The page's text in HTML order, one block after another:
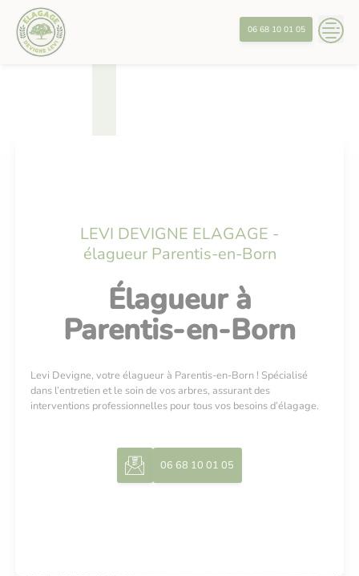
content
06 68 10 01 05
LEVI DEVIGNE ELAGAGE -
élagueur Parentis-en-Born
Élagueur à
Parentis-en-Born
Levi Devigne, votre élagueur à Parentis-en-Born ! Spécialisé
dans l’entretien et le soin de vos arbres, assurant des
interventions professionnelles pour tous vos besoins d’élagage.
06 68 10 01 05